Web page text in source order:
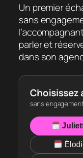
Un premier
sans
parler et
dans son
Choisissez
sans